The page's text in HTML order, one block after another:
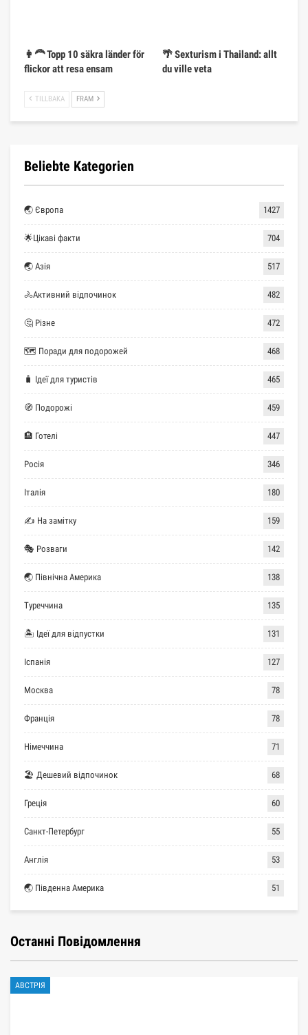
👩‍🦰 Topp 10 säkra länder för
flickor att resa ensam
🌴 Sexturism i Thailand: allt
du ville veta
TILLBAKA FRAM
Beliebte Kategorien
🌏 Європа 1427
🌟Цікаві факти 704
🌏 Азія 517
🚴Активний відпочинок 482
🤔 Різне 472
🗺 Поради для подорожей 468
🧳 Ідеї для туристів 465
🧭 Подорожі 459
🏨 Готелі 447
Росія 346
Італія 180
✍ На замітку 159
🎭 Розваги 142
🌏 Північна Америка 138
Туреччина 135
🏝 Ідеї для відпустки 131
Іспанія 127
Москва 78
Франція 78
Німеччина 71
🏖 Дешевий відпочинок 68
Греція 60
Санкт-Петербург 55
Англія 53
🌏 Південна Америка 51
Останні Повідомлення
АВСТРІЯ